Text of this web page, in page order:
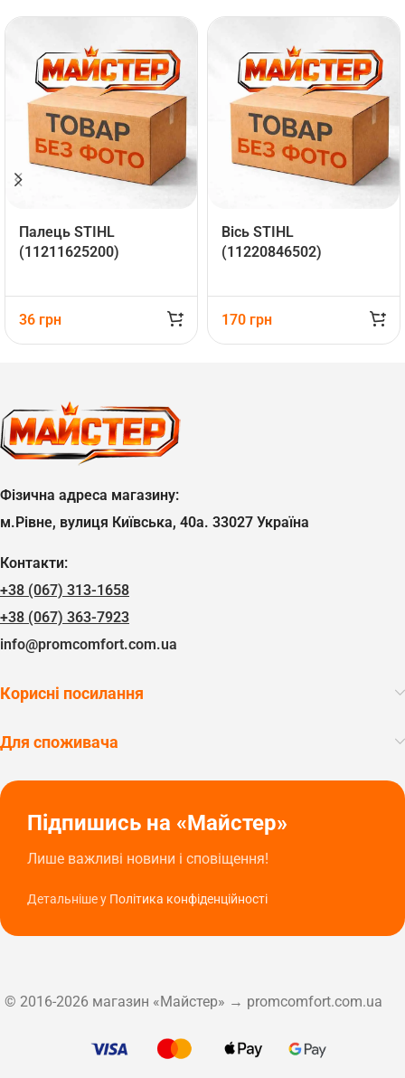
Палець STIHL
(11211625200)
36 грн
Вісь STIHL
(11220846502)
170 грн
Фізична адреса магазину:
м.Рівне, вулиця Київська, 40а. 33027 Україна
Контакти:
+38 (067) 313-1658
+38 (067) 363-7923
info@promcomfort.com.ua
Корисні посилання
Для споживача
Підпишись на «Майстер»
Лише важливі новини і сповіщення!
Детальніше у Політика конфіденційності
© 2016-2026 магазин «Майстер» → promcomfort.com.ua